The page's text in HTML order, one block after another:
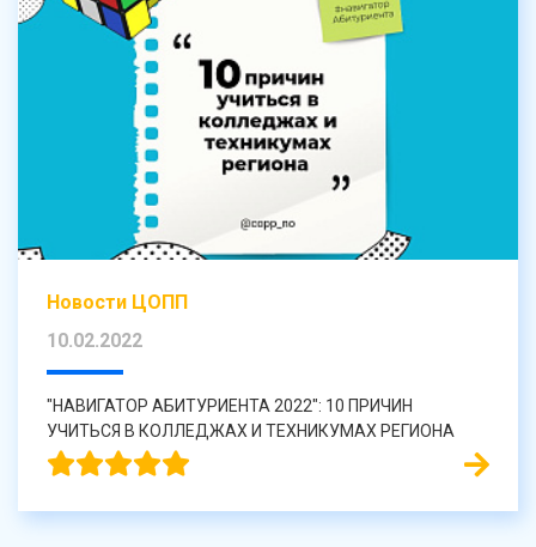
Новости ЦОПП
10.02.2022
"НАВИГАТОР АБИТУРИЕНТА 2022": 10 ПРИЧИН
УЧИТЬСЯ В КОЛЛЕДЖАХ И ТЕХНИКУМАХ РЕГИОНА